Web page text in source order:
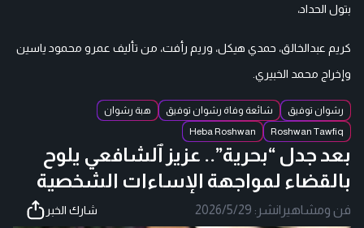
بتول الحداد،
كريم عبدالخالق، حمدي هيكل، وريم رأفت، من تأليف عمرو محمود ياسين
وإخراج محمد الخبيري.
رشوان توفيق شائعة وفاة رشوان توفيق
هبة رشوان
Roshwan Tawfiq
Heba Roshwan
بعد جدل “بحرية”.. عزيز ٱلشافعي يلوح
بالقضاء لمواجهة الإساءات الشخصية
فن ومشاهير |نشر: 2026/5/29 شارك الخبر